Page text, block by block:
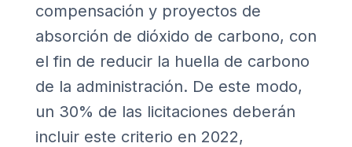
compensación y proyectos de
absorción de dióxido de carbono, con
el fin de reducir la huella de carbono
de la administración. De este modo,
un 30% de las licitaciones deberán
incluir este criterio en 2022,